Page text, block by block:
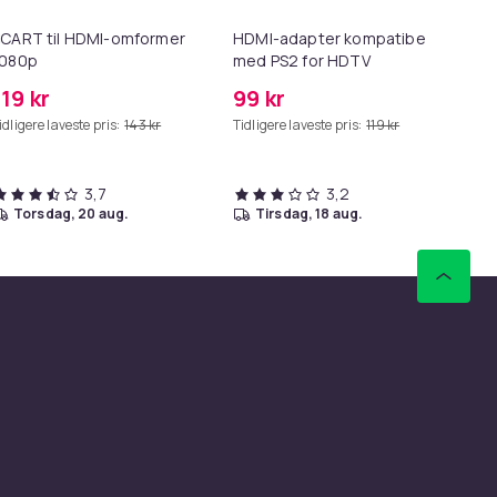
til HDMI-omformer
kr
laveste pris: 143 kr
3,7
torsdag, 20 aug.
HDMI-adapter kompatibel
med PS2 for HDTV
99 kr
Tidligere laveste pris: 119 kr
3,2
tirsdag, 18 aug.